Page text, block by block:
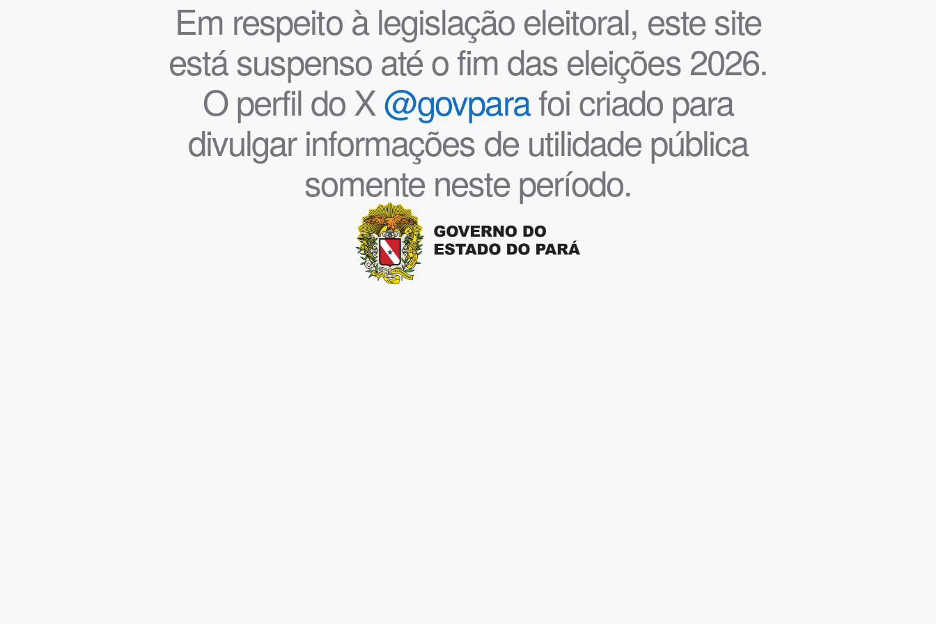
Em respeito à legislação eleitoral, este site
está suspenso até o fim das eleições 2026.
O perfil do X@govparafoi criado para
divulgar informações de utilidade pública
somente neste período.